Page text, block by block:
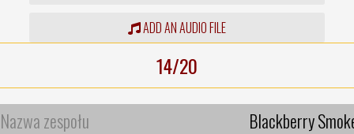
ADD AN AUDIO FILE
14/20
Nazwa zespołu
Blackberry